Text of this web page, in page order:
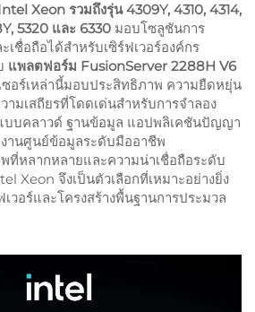
Xeon รวมถึงรุ่น 4309Y, 4310, 4314,
5320 และ 6330 มอบโซลูชันการ
เชื่อถือได้สำหรับเซิร์ฟเวอร์องค์กร
แพลตฟอร์ม FusionServer 2288H V6
ซอร์เหล่านี้มอบประสิทธิภาพ ความยืดหยุ่น
มเสถียรที่โดดเด่นสำหรับการจำลอง
บบคลาวด์ ฐานข้อมูล แอปพลิเคชันปัญญา
านศูนย์ข้อมูลระดับมืออาชีพ
ที่หลากหลายและความน่าเชื่อถือระดับ
Xeon จึงเป็นตัวเลือกที่เหมาะอย่างยิ่ง
วอร์และโครงสร้างพื้นฐานการประมวล